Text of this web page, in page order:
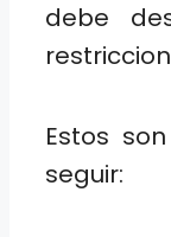
debe
Estos
seguir: